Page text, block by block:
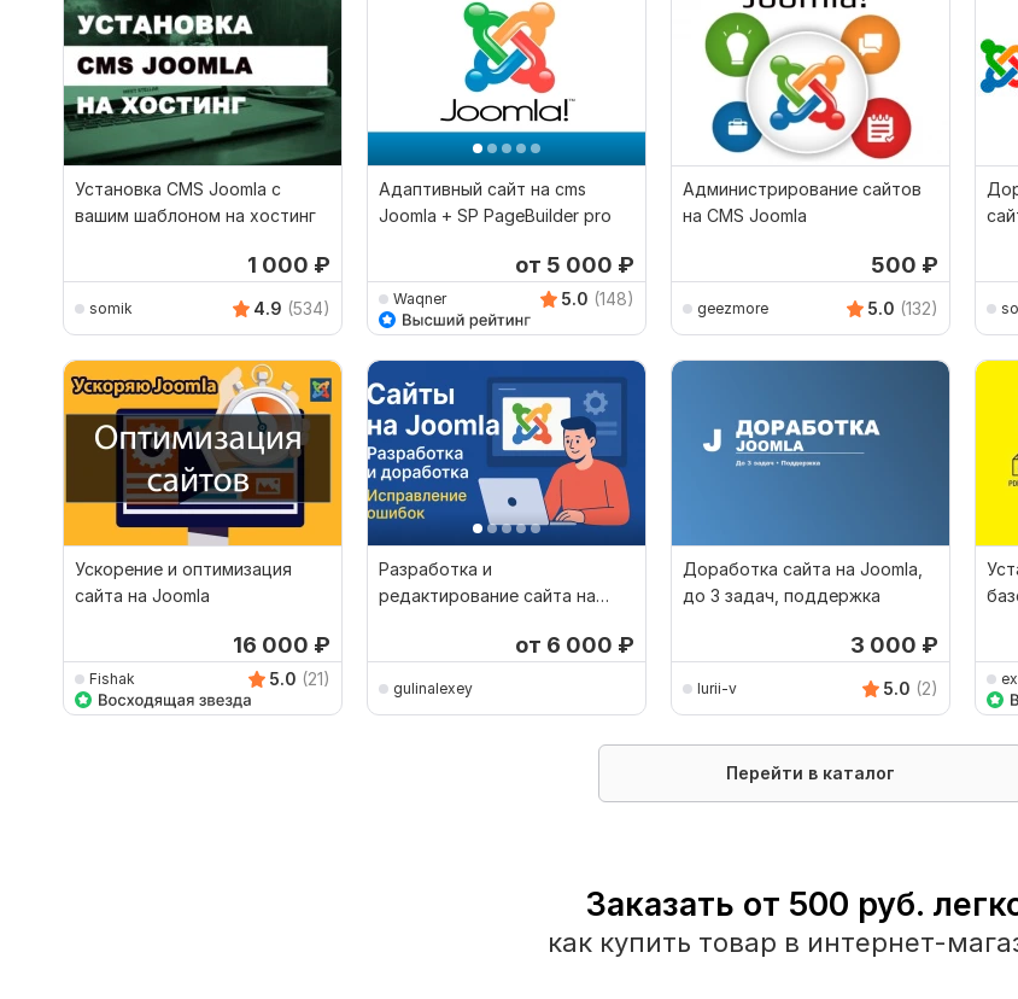
Установка CMS Joomla с
вашим шаблоном на хостинг
1 000 ₽
somik 4.9 (534)
Адаптивный сайт на cms
Joomla + SP PageBuilder pro
от 5 000 ₽
Waqner 5.0 (148)
Администрирование сайтов
на CMS Joomla
500 ₽
geezmore 5.0 (132)
Ускорение и оптимизация
сайта на Joomla
16 000 ₽
Fishak 5.0 (21)
Разработка и
редактирование сайта на
от 6 000 ₽
gulinalexey
Доработка сайта на Joomla,
до 3 задач, поддержка
3 000 ₽
Iurii-v 5.0 (2)
Перейти в каталог
Заказать от 500 руб.
как купить товар в интернет-